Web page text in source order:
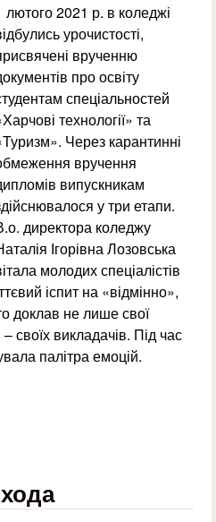
лютого 2021 р. в коледжі
урочистості,
врученню
про освіту
спеціальностей
технології» та
Через карантинні
вручення
випускникам
у три етапи.
директора коледжу
Ігорівна Лозовська
молодих спеціалістів
іспит на «відмінно»,
доклав не лише свої
своїх викладачів. Під час
палітра емоцій.